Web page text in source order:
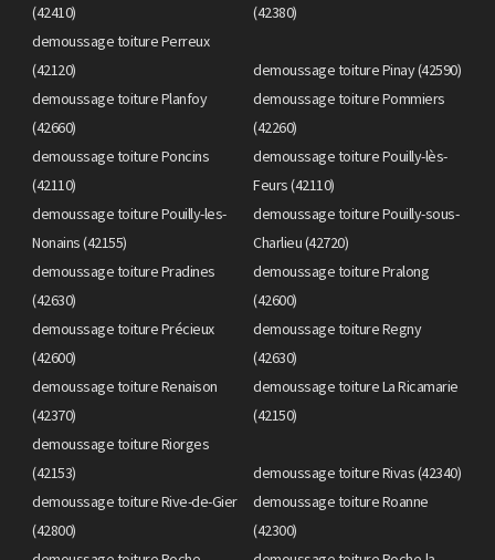
(42410)
(42380)
demoussage toiture Perreux
(42120)
demoussage toiture Pinay (42590)
demoussage toiture Planfoy
(42660)
demoussage toiture Pommiers
(42260)
demoussage toiture Poncins
(42110)
demoussage toiture Pouilly-lès-
Feurs (42110)
demoussage toiture Pouilly-les-
Nonains (42155)
demoussage toiture Pouilly-sous-
Charlieu (42720)
demoussage toiture Pradines
(42630)
demoussage toiture Pralong
(42600)
demoussage toiture Précieux
(42600)
demoussage toiture Regny
(42630)
demoussage toiture Renaison
(42370)
demoussage toiture La Ricamarie
(42150)
demoussage toiture Riorges
(42153)
demoussage toiture Rivas (42340)
demoussage toiture Rive-de-Gier
(42800)
demoussage toiture Roanne
(42300)